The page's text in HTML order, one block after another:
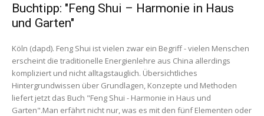
Buchtipp: "Feng Shui – Harmonie in Haus
und Garten"
Köln (dapd). Feng Shui ist vielen zwar ein Begriff - vielen Menschen
erscheint die traditionelle Energienlehre aus China allerdings
kompliziert und nicht alltagstauglich. Übersichtliches
Hintergrundwissen über Grundlagen, Konzepte und Methoden
liefert jetzt das Buch "Feng Shui - Harmonie in Haus und
Garten".Man erfährt nicht nur, was es mit den fünf Elementen oder